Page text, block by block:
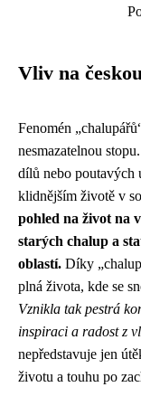
Vliv na
Fenomén
nesmazatelnou
dílů nebo poutavých
klidnějším životě v
pohled na život na
starých chalup a
oblastí. Díky
plná života, kde se
Vznikla tak pestrá
inspiraci a radost z
nepředstavuje jen
životu a touhu po